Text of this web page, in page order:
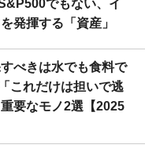
でもない、イ
発揮する「資産」
べきは水でも食料で
これだけは担いで逃
要なモノ2選【2025